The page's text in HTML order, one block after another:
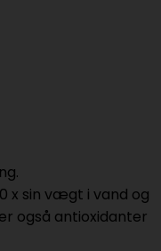
x sin vægt i vand og
også antioxidanter